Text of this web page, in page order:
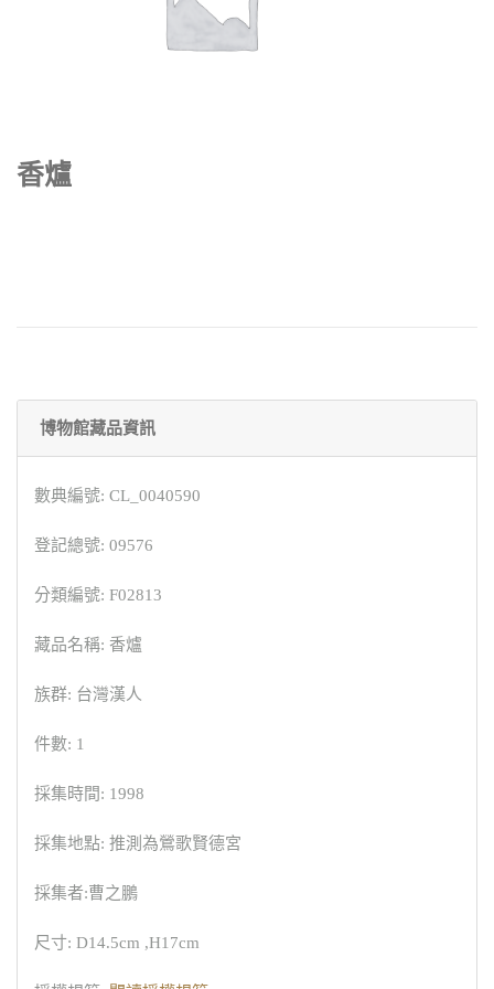
香爐
博物館藏品資訊
數典編號: CL_0040590
登記總號: 09576
分類編號: F02813
藏品名稱: 香爐
族群: 台灣漢人
件數: 1
採集時間: 1998
採集地點: 推測為鶯歌賢德宮
採集者:曹之鵬
尺寸: D14.5cm ,H17cm